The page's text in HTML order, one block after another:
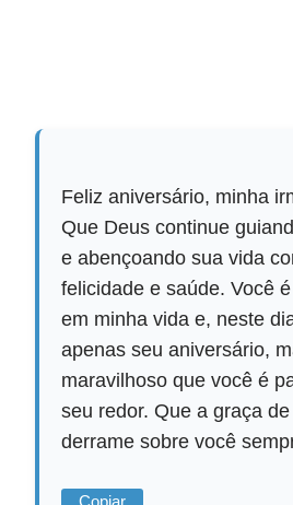
Feliz aniversário, minha
Que Deus continue
e abençoando sua vida
felicidade e saúde. Você
em minha vida e, neste
apenas seu aniversário,
maravilhoso que você é
seu redor. Que a graça
derrame sobre você
Copiar